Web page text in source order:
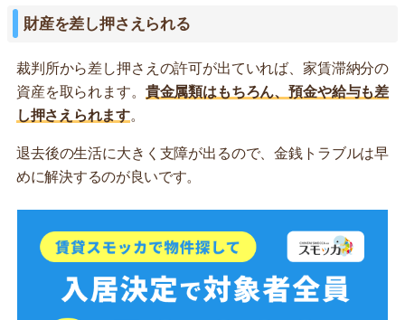
財産を差し押さえられる
裁判所から差し押さえの許可が出ていれば、家賃滞納分の
資産を取られます。 貴金属類はもちろん、預金や給与も差
し押さえられます。
退去後の生活に大きく支障が出るので、金銭トラブルは早
めに解決するのが良いです。